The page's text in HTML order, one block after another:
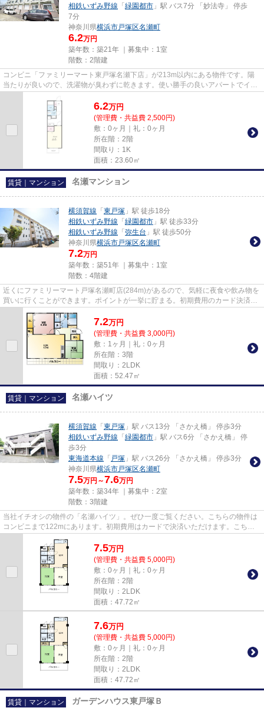
相鉄いずみ野線 「 緑園都市 」駅 バス7分 「妙法寺」 停歩
7分
神奈川県横浜市戸塚区名瀬町
6.2万円
築年数：築21年 ｜募集中： 1室
階数：2階建
コンビニ「ファミリーマート東戸塚名瀬下店」が213m以内にある物件です。陽
当たりが良いので、洗濯物が臭わずに乾きます。使い勝手の良いアパートでイチ
6.2万円
(管理費・共益費 2,500円)
敷：0ヶ月｜礼：0ヶ月
所在階：2階
間取り：1K
面積：23.60㎡
賃貸｜マンション 名瀬マンション
横須賀線 「 東戸塚 」駅 徒歩18分
相鉄いずみ野線 「 緑園都市 」駅 徒歩33分
相鉄いずみ野線 「 弥生台 」駅 徒歩50分
神奈川県横浜市戸塚区名瀬町
7.2万円
築年数：築51年 ｜募集中： 1室
階数：4階建
近くにファミリーマート戸塚名瀬町店(284m)があるので、気軽に夜食や飲み物を
買いに行くことができます。ポイントが一挙に貯まる。初期費用のカード決済可
能です。陽当りも良いので、...
7.2万円
(管理費・共益費 3,000円)
敷：1ヶ月｜礼：0ヶ月
所在階：3階
間取り：2LDK
面積：52.47㎡
賃貸｜マンション 名瀬ハイツ
横須賀線 「 東戸塚 」駅 バス13分 「さかえ橋」 停歩3分
相鉄いずみ野線 「 緑園都市 」駅 バス6分 「さかえ橋」 停
歩3分
東海道本線 「 戸塚 」駅 バス26分 「さかえ橋」 停歩3分
神奈川県横浜市戸塚区名瀬町
7.5万円～7.6万円
築年数：築34年 ｜募集中： 2室
階数：3階建
当社イチオシの物件の「名瀬ハイツ」。ぜひ一度ご覧ください。こちらの物件は
コンビニまで122mにあります。初期費用はカードで決済いただけます。こちら
7.5万円
(管理費・共益費 5,000円)
敷：0ヶ月｜礼：0ヶ月
所在階：2階
間取り：2LDK
面積：47.72㎡
7.6万円
(管理費・共益費 5,000円)
敷：0ヶ月｜礼：0ヶ月
所在階：2階
間取り：2LDK
面積：47.72㎡
賃貸｜マンション ガーデンハウス東戸塚Ｂ